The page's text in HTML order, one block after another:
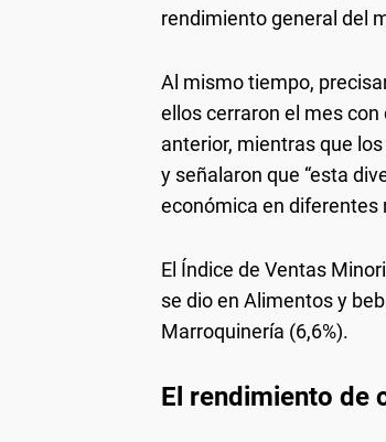
rendimiento general del
Al mismo tiempo,
ellos cerraron el mes
anterior, mientras que
y señalaron que “esta
económica en diferentes
El Índice de Ventas
se dio en Alimentos y
Marroquinería (6,6%).
El rendimiento de